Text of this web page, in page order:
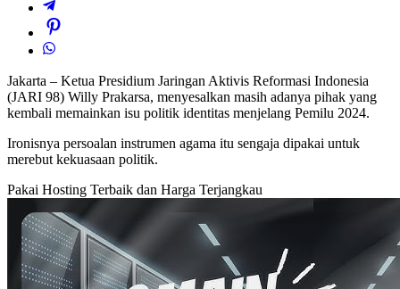
Jakarta – Ketua Presidium Jaringan Aktivis Reformasi Indonesia
(JARI 98) Willy Prakarsa, menyesalkan masih adanya pihak yang
kembali memainkan isu politik identitas menjelang Pemilu 2024.
Ironisnya persoalan instrumen agama itu sengaja dipakai untuk
merebut kekuasaan politik.
Pakai Hosting Terbaik dan Harga Terjangkau